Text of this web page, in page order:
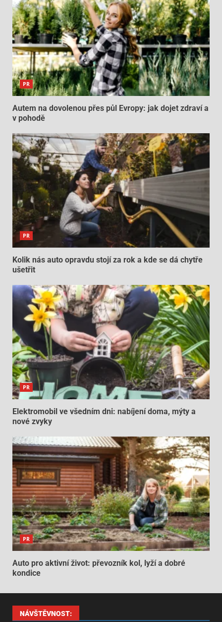
PR
Autem na dovolenou přes půl Evropy: jak dojet zdraví a
v pohodě
PR
Kolik nás auto opravdu stojí za rok a kde se dá chytře
ušetřit
PR
Elektromobil ve všedním dni: nabíjení doma, mýty a
nové zvyky
PR
Auto pro aktivní život: převozník kol, lyží a dobré
kondice
NÁVŠTĚVNOST: